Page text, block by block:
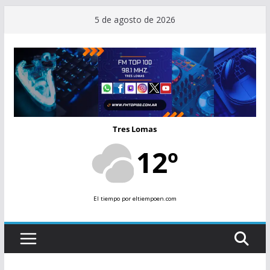
contenido
5 de agosto de 2026
Tres Lomas
12º
El tiempopor eltiempoen.com